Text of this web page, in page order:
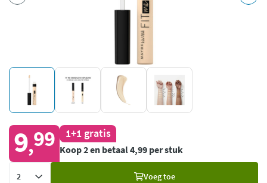
9,99 1+1 gratis
Koop 2 en betaal 4,99 per stuk
Voeg toe